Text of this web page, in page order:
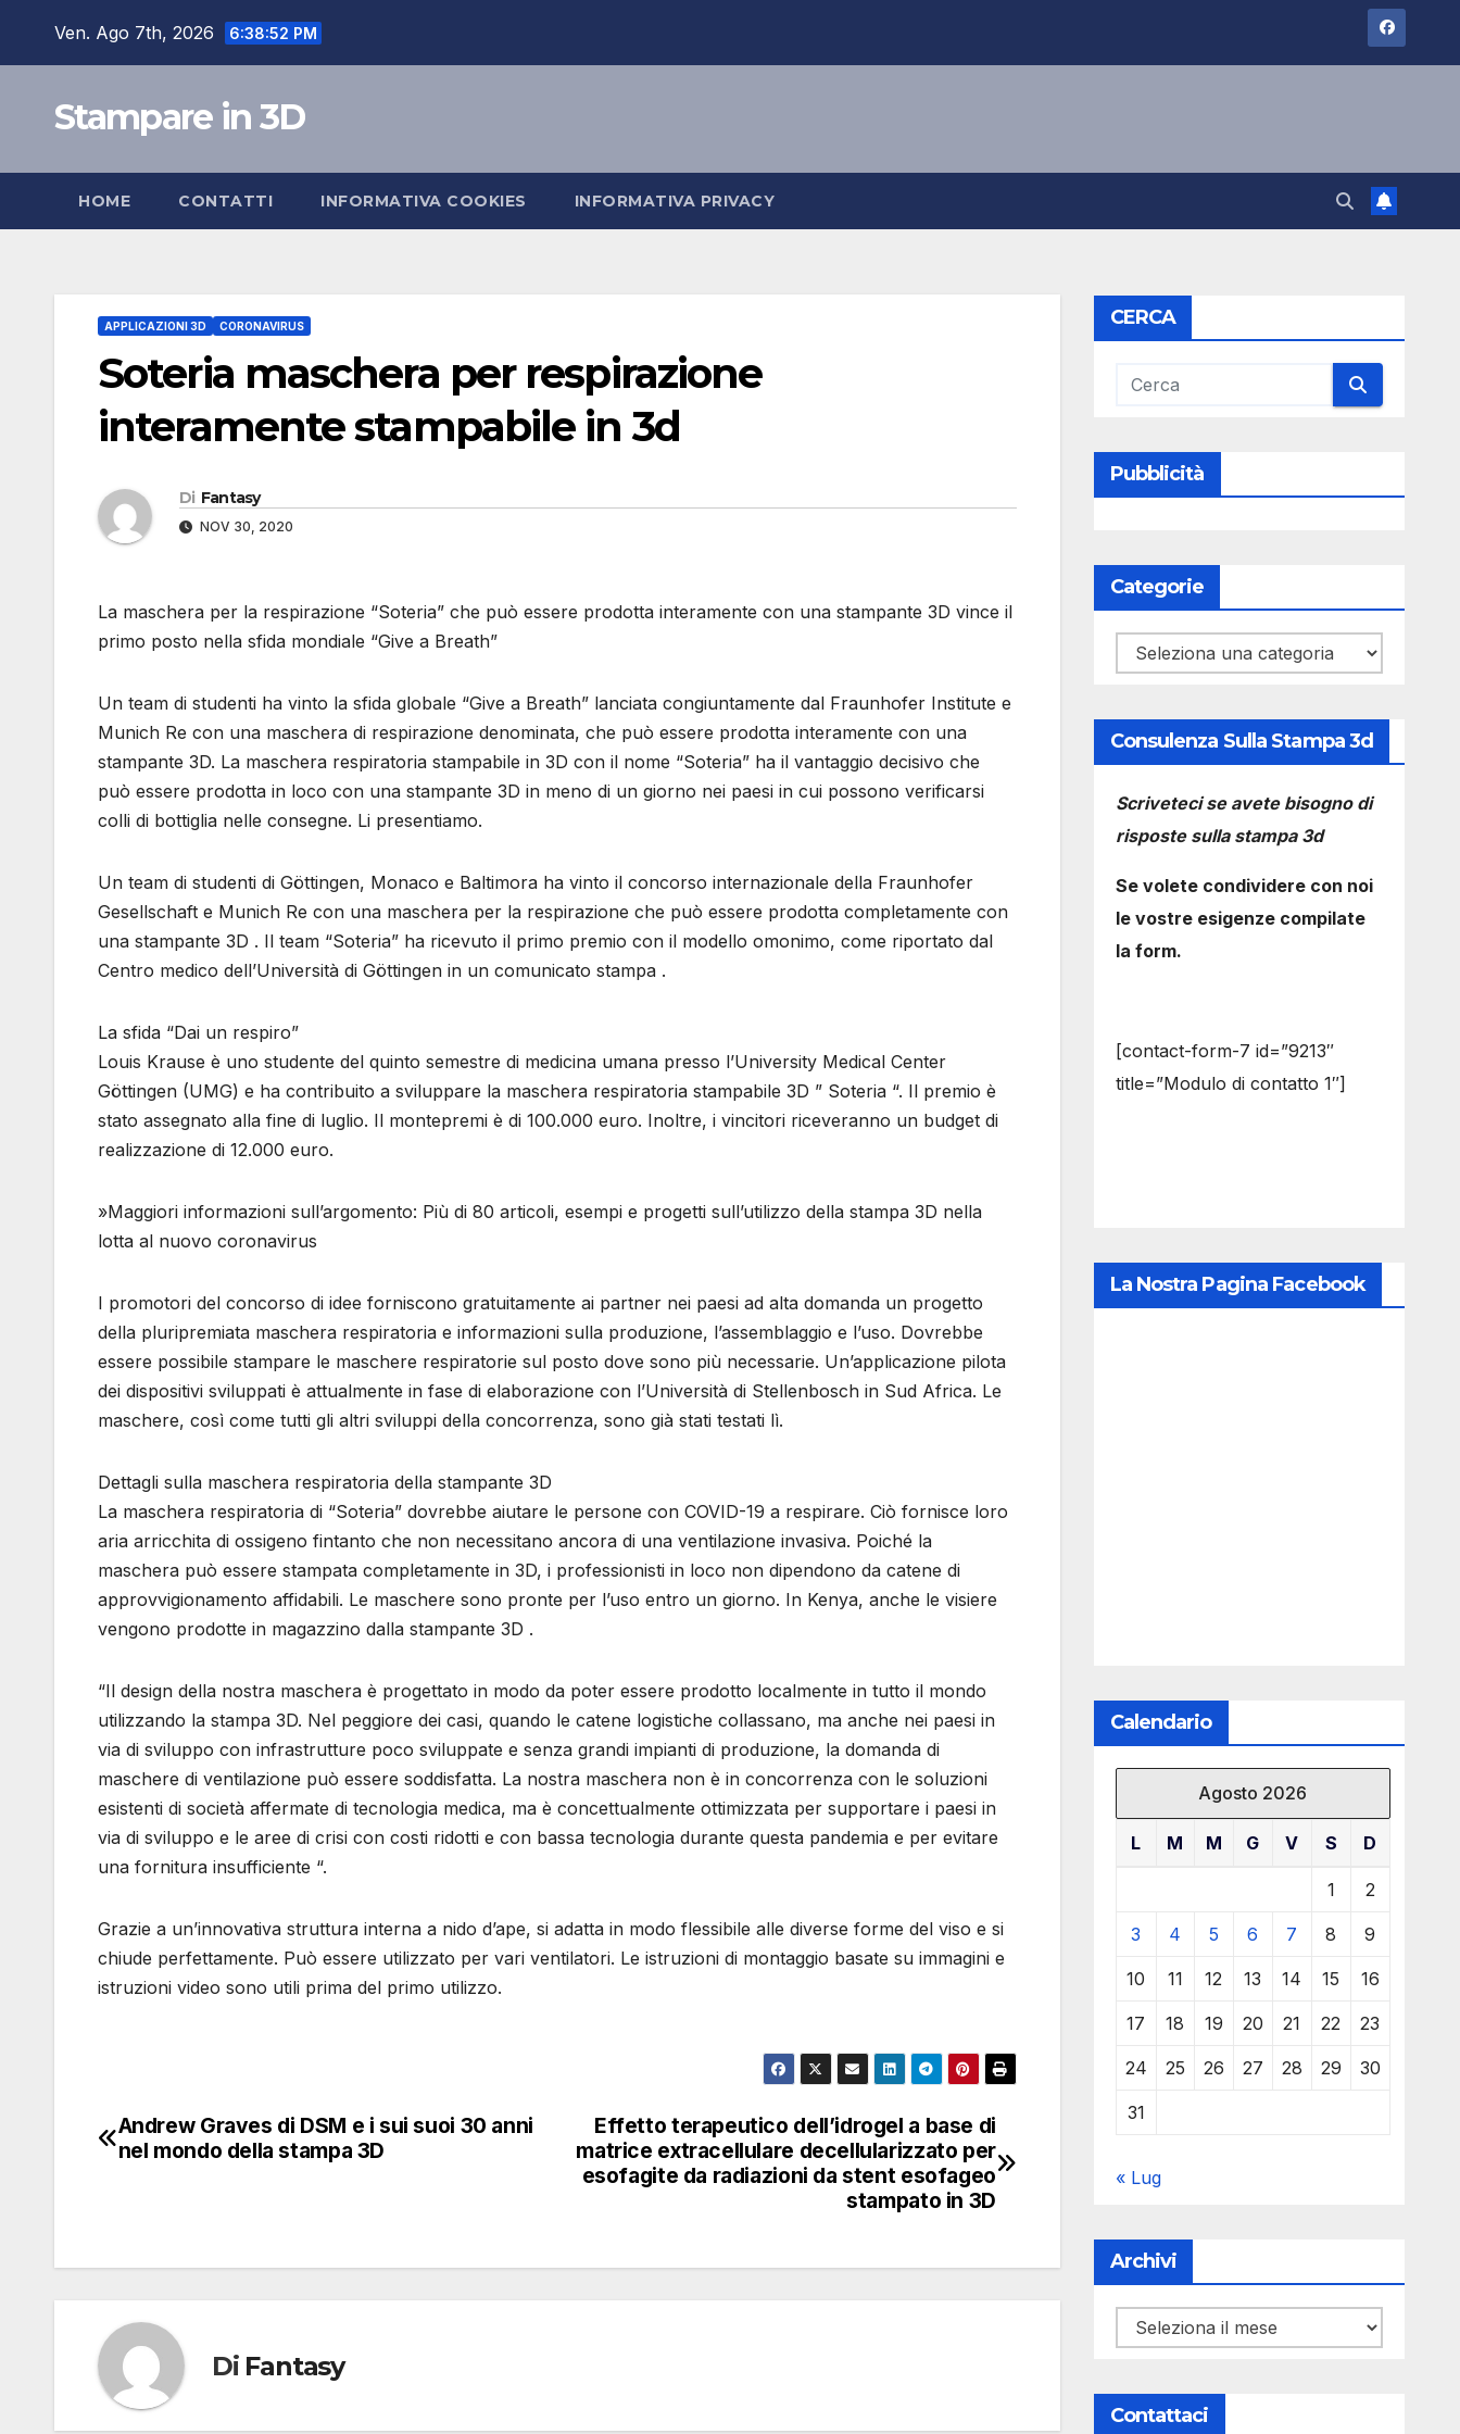
Ven. Ago 7th, 2026 6:38:53 PM
Stampare in 3D
HOME CONTATTI INFORMATIVA COOKIES INFORMATIVA PRIVACY
APPLICAZIONI 3D CORONAVIRUS
Soteria maschera per respirazione
interamente stampabile in 3d
Di Fantasy
NOV 30, 2020
La maschera per la respirazione “Soteria” che può essere prodotta interamente con una stampante 3D vince il
primo posto nella sfida mondiale “Give a Breath”
Un team di studenti ha vinto la sfida globale “Give a Breath” lanciata congiuntamente dal Fraunhofer Institute e
Munich Re con una maschera di respirazione denominata, che può essere prodotta interamente con una
stampante 3D. La maschera respiratoria stampabile in 3D con il nome “Soteria” ha il vantaggio decisivo che
può essere prodotta in loco con una stampante 3D in meno di un giorno nei paesi in cui possono verificarsi
colli di bottiglia nelle consegne. Li presentiamo.
Un team di studenti di Göttingen, Monaco e Baltimora ha vinto il concorso internazionale della Fraunhofer
Gesellschaft e Munich Re con una maschera per la respirazione che può essere prodotta completamente con
una stampante 3D . Il team “Soteria” ha ricevuto il primo premio con il modello omonimo, come riportato dal
Centro medico dell’Università di Göttingen in un comunicato stampa .
La sfida “Dai un respiro”
Louis Krause è uno studente del quinto semestre di medicina umana presso l’University Medical Center
Göttingen (UMG) e ha contribuito a sviluppare la maschera respiratoria stampabile 3D ” Soteria “. Il premio è
stato assegnato alla fine di luglio. Il montepremi è di 100.000 euro. Inoltre, i vincitori riceveranno un budget di
realizzazione di 12.000 euro.
»Maggiori informazioni sull’argomento: Più di 80 articoli, esempi e progetti sull’utilizzo della stampa 3D nella
lotta al nuovo coronavirus
I promotori del concorso di idee forniscono gratuitamente ai partner nei paesi ad alta domanda un progetto
della pluripremiata maschera respiratoria e informazioni sulla produzione, l’assemblaggio e l’uso. Dovrebbe
essere possibile stampare le maschere respiratorie sul posto dove sono più necessarie. Un’applicazione pilota
dei dispositivi sviluppati è attualmente in fase di elaborazione con l’Università di Stellenbosch in Sud Africa. Le
maschere, così come tutti gli altri sviluppi della concorrenza, sono già stati testati lì.
Dettagli sulla maschera respiratoria della stampante 3D
La maschera respiratoria di “Soteria” dovrebbe aiutare le persone con COVID-19 a respirare. Ciò fornisce loro
aria arricchita di ossigeno fintanto che non necessitano ancora di una ventilazione invasiva. Poiché la
maschera può essere stampata completamente in 3D, i professionisti in loco non dipendono da catene di
approvvigionamento affidabili. Le maschere sono pronte per l’uso entro un giorno. In Kenya, anche le visiere
vengono prodotte in magazzino dalla stampante 3D .
“Il design della nostra maschera è progettato in modo da poter essere prodotto localmente in tutto il mondo
utilizzando la stampa 3D. Nel peggiore dei casi, quando le catene logistiche collassano, ma anche nei paesi in
via di sviluppo con infrastrutture poco sviluppate e senza grandi impianti di produzione, la domanda di
maschere di ventilazione può essere soddisfatta. La nostra maschera non è in concorrenza con le soluzioni
esistenti di società affermate di tecnologia medica, ma è concettualmente ottimizzata per supportare i paesi in
via di sviluppo e le aree di crisi con costi ridotti e con bassa tecnologia durante questa pandemia e per evitare
una fornitura insufficiente “.
Grazie a un’innovativa struttura interna a nido d’ape, si adatta in modo flessibile alle diverse forme del viso e si
chiude perfettamente. Può essere utilizzato per vari ventilatori. Le istruzioni di montaggio basate su immagini e
istruzioni video sono utili prima del primo utilizzo.
Navigazione
Effetto terapeutico dell’idrogel a base di
matrice extracellulare decellularizzato per
esofagite da radiazioni da stent esofageo
stampato in 3D
Andrew Graves di DSM e i sui suoi 30 anni
nel mondo della stampa 3D
Di Fantasy
CERCA
Pubblicità
Categorie
Categorie
Consulenza Sulla Stampa 3d
Scriveteci se avete bisogno di
risposte sulla stampa 3d
Se volete condividere con noi
le vostre esigenze compilate
la form.
[contact-form-7 id=”9213″
title=”Modulo di contatto 1″]
La Nostra Pagina Facebook
Calendario
Agosto 2026
L M M G V S D
1 2
3 4 5 6 7 8 9
10 11 12 13 14 15 16
17 18 19 20 21 22 23
24 25 26 27 28 29 30
31
« Lug
Archivi
Archivi
Contattaci